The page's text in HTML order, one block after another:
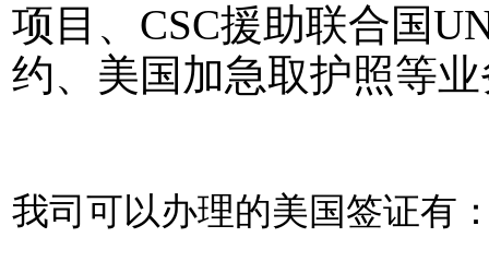
项目、CSC援助联合国
约、美国加急取护照等
我司可以办理的美国签证有